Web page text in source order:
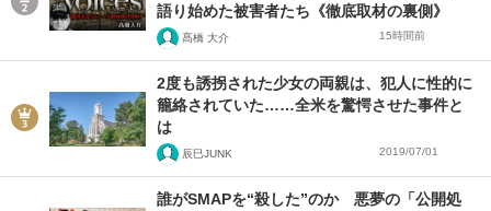
語り始めた被害者たち《徹底取材の裏側》
髙橋 大介 15時間前
2度も誘拐された少女の両親は、犯人に性的に
籠絡されていた……全米を驚愕させた事件と
は
辰巳JUNK 2019/07/01
誰がSMAPを“殺した”のか 悪夢の「公開処